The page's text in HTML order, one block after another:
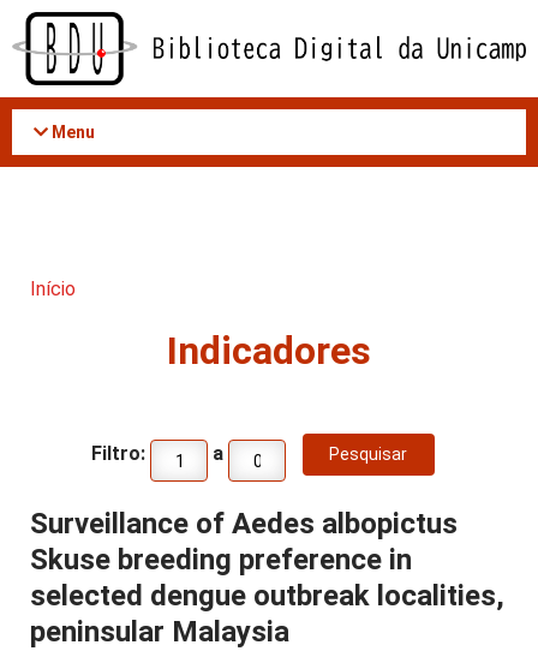
Acessar
conteúdo
Menu
Início
Indicadores
Filtro: a
Surveillance of Aedes albopictus
Skuse breeding preference in
selected dengue outbreak localities,
peninsular Malaysia